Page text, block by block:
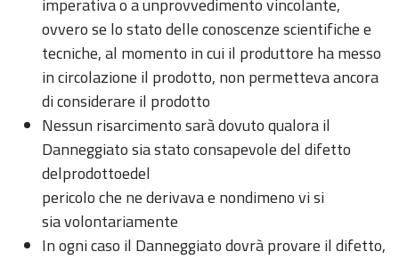
imperativa o a unprovvedimento vincolante,
ovvero se lo stato delle conoscenze scientifiche e
tecniche, al momento in cui il produttore ha messo
in circolazione il prodotto, non permetteva ancora
di considerare il prodotto
Nessun risarcimento sarà dovuto qualora il
Danneggiato sia stato consapevole del difetto
delprodottoedel
pericolo che ne derivava e nondimeno vi si
sia volontariamente
In ogni caso il Danneggiato dovrà provare il difetto,